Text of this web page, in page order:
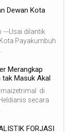
Dewan Kota
Usai dilantik
Payakumbuh
Merangkap
Masuk Akal
maizetrimal di
secara
FORJASI